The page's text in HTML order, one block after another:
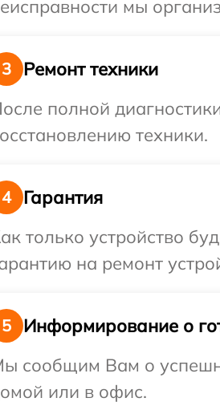
мы
3
Ремонт техники
полной
техники.
4
Гарантия
только устройство
на ремонт
5
Информирование о
сообщим Вам о
или в офис.